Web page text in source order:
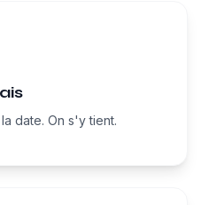
date. On s'y tient.